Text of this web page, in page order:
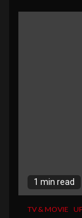
1 min read
TV & MOVIE